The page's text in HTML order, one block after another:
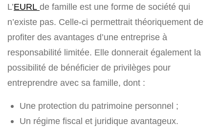
L’EURL de famille est une forme de société qui
n’existe pas. Celle-ci permettrait théoriquement de
profiter des avantages d’une entreprise à
responsabilité limitée. Elle donnerait également la
possibilité de bénéficier de privilèges pour
entreprendre avec sa famille, dont :
Une protection du patrimoine personnel ;
Un régime fiscal et juridique avantageux.